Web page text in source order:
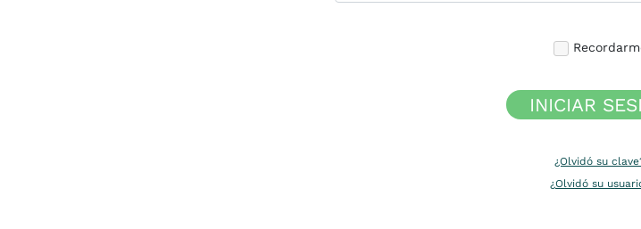
INICIAR
¿Olvidó su
¿Olvidó su